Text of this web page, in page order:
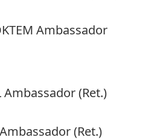
Ambassador
Ambassador (Ret.)
(Ret.)